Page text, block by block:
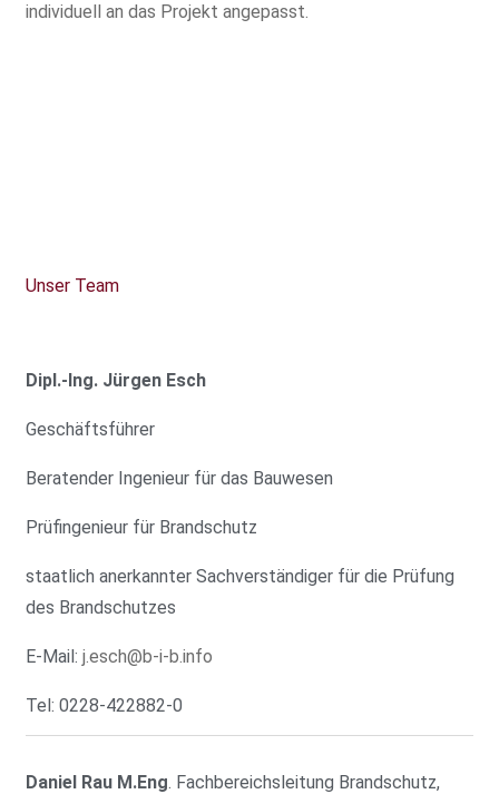
individuell an das Projekt angepasst.
Unser Team
Dipl.-Ing. Jürgen Esch
Geschäftsführer
Beratender Ingenieur für das Bauwesen
Prüfingenieur für Brandschutz
staatlich anerkannter Sachverständiger für die Prüfung
des Brandschutzes
E-Mail: j.esch@b-i-b.info
Tel: 0228-422882-0
Daniel Rau M.Eng. Fachbereichsleitung Brandschutz,